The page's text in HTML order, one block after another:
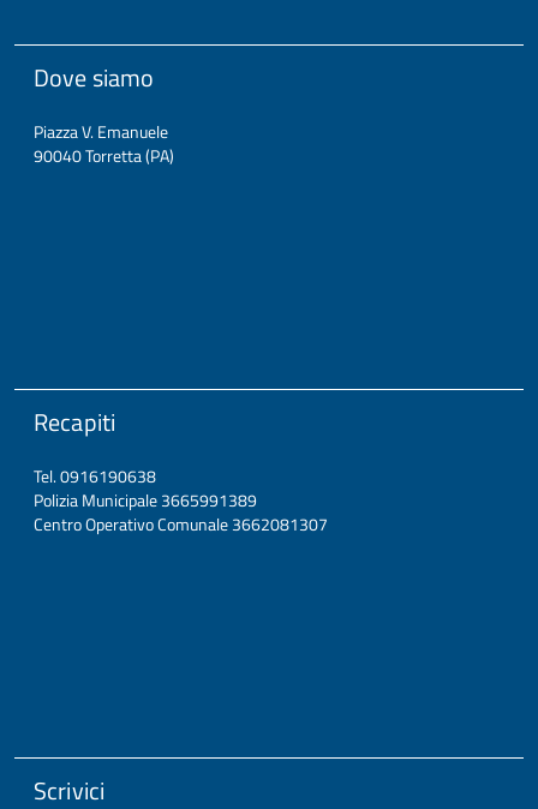
Dove siamo
Piazza V. Emanuele
90040 Torretta (PA)
Recapiti
Tel. 0916190638
Polizia Municipale 3665991389
Centro Operativo Comunale 3662081307
Scrivici